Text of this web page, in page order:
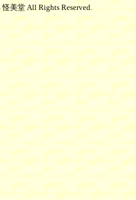
美堂 All Rights Reserved.